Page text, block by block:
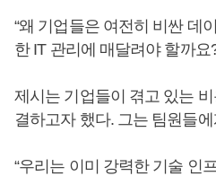
“왜 기업들은 여전히 비싼 데
한 IT 관리에 매달려야 할까요
제시는 기업들이 겪고 있는
결하고자 했다. 그는 팀원들
“우리는 이미 강력한 기술 인